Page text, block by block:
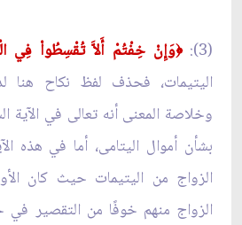
(3): ﴿وَإِنْ خِفْتُمْ أَلاَّ تُقْسِطُواْ فِي
اليتيمات، فحذف لفظ نكاح هنا
وخلاصة المعنى أنه تعالى في الآية
بشأن أموال اليتامى، أما في هذه
الزواج من اليتيمات حيث كان
الزواج منهم خوفًا من التقصير في